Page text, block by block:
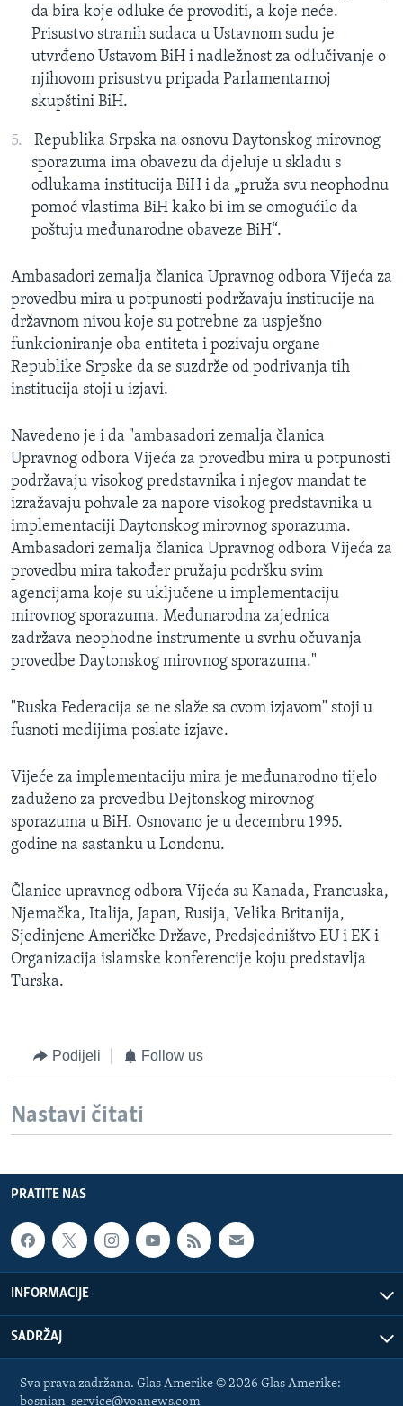
da bira koje odluke će provoditi, a koje neće.
Prisustvo stranih sudaca u Ustavnom sudu je
utvrđeno Ustavom BiH i nadležnost za odlučivanje o
njihovom prisustvu pripada Parlamentarnoj
skupštini BiH.
Republika Srpska na osnovu Daytonskog mirovnog
sporazuma ima obavezu da djeluje u skladu s
odlukama institucija BiH i da „pruža svu neophodnu
pomoć vlastima BiH kako bi im se omogućilo da
poštuju međunarodne obaveze BiH“.
Ambasadori zemalja članica Upravnog odbora Vijeća za
provedbu mira u potpunosti podržavaju institucije na
državnom nivou koje su potrebne za uspješno
funkcioniranje oba entiteta i pozivaju organe
Republike Srpske da se suzdrže od podrivanja tih
institucija stoji u izjavi.
Navedeno je i da "ambasadori zemalja članica
Upravnog odbora Vijeća za provedbu mira u potpunosti
podržavaju visokog predstavnika i njegov mandat te
izražavaju pohvale za napore visokog predstavnika u
implementaciji Daytonskog mirovnog sporazuma.
Ambasadori zemalja članica Upravnog odbora Vijeća za
provedbu mira također pružaju podršku svim
agencijama koje su uključene u implementaciju
mirovnog sporazuma. Međunarodna zajednica
zadržava neophodne instrumente u svrhu očuvanja
provedbe Daytonskog mirovnog sporazuma."
"Ruska Federacija se ne slaže sa ovom izjavom" stoji u
fusnoti medijima poslate izjave.
Vijeće za implementaciju mira je međunarodno tijelo
zaduženo za provedbu Dejtonskog mirovnog
sporazuma u BiH. Osnovano je u decembru 1995.
godine na sastanku u Londonu.
Članice upravnog odbora Vijeća su Kanada, Francuska,
Njemačka, Italija, Japan, Rusija, Velika Britanija,
Sjedinjene Američke Države, Predsjedništvo EU i EK i
Organizacija islamske konferencije koju predstavlja
Turska.
Podijeli Follow us
Nastavi čitati
PRATITE NAS
INFORMACIJE
SADRŽAJ
Sva prava zadržana. Glas Amerike © 2026 Glas Amerike:
bosnian-service@voanews.com